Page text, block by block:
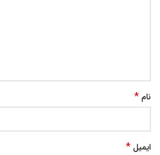
نام*
ایمیل*